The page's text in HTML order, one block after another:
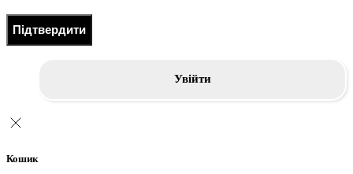
Підтвердити
Увійти
Кошик